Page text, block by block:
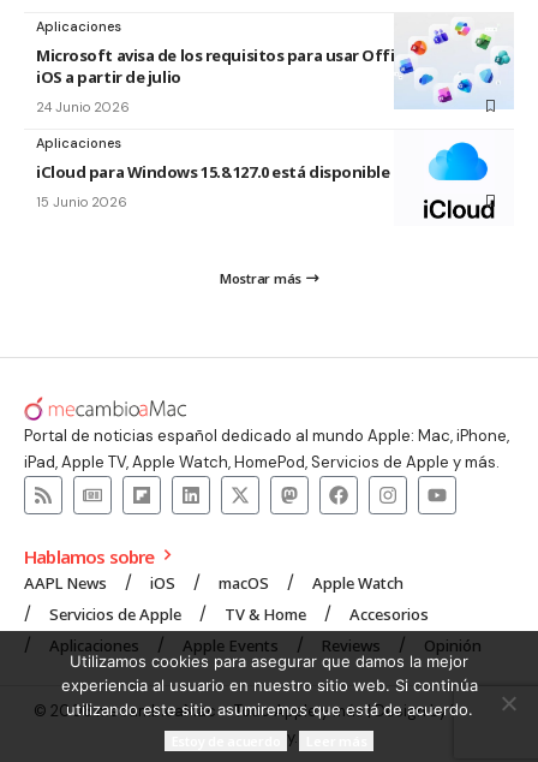
Aplicaciones
Microsoft avisa de los requisitos para usar Office en macOS y
iOS a partir de julio
24 Junio 2026
Aplicaciones
iCloud para Windows 15.8.127.0 está disponible
15 Junio 2026
Mostrar más
Portal de noticias español dedicado al mundo Apple: Mac, iPhone,
iPad, Apple TV, Apple Watch, HomePod, Servicios de Apple y más.
Hablamos sobre
AAPL News iOS macOS
Apple Watch
Servicios de Apple
TV & Home
Accesorios
Aplicaciones
Apple Events Reviews Opinión
© 2008 mecambioaMac – Todo Apple y más | Design byUNXON
Agency.
Utilizamos cookies para asegurar que damos la mejor
experiencia al usuario en nuestro sitio web. Si continúa
utilizando este sitio asumiremos que está de acuerdo.